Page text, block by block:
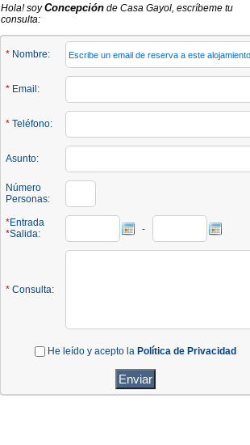
Hola! soyConcepción de Casa Gayol, escríbeme tu
consulta:
* Nombre:
* Email:
* Teléfono:
Asunto:
Número
Personas:
*Entrada
*Salida: -
* Consulta:
He leído y acepto la Política de Privacidad